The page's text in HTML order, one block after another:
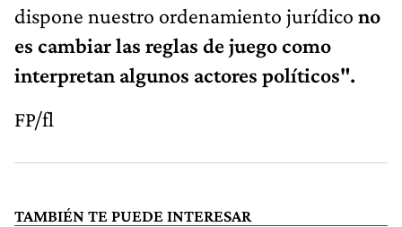
dispone nuestro ordenamiento jurídico no
es cambiar las reglas de juego como
interpretan algunos actores políticos".
FP/fl
TAMBIÉN TE PUEDE INTERESAR